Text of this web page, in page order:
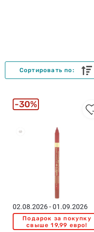
Сортировать по:
02.08.2026 - 01.09.2026
Подарок за покупку
свыше 19,99 евро!
30%